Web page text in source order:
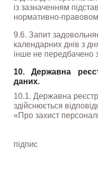
із зазначенням
нормативно-
9.6. Запит
календарних днів з
інше не передбачено
10. Державна
даних.
10.1. Державна
здійснюється
«Про захист
підпис